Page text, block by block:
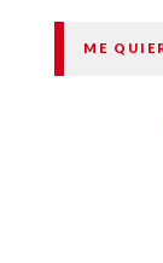
ME